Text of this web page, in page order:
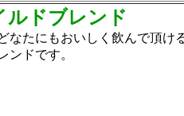
ドブレンド
なたにもおいしく飲んで頂
ンドです。